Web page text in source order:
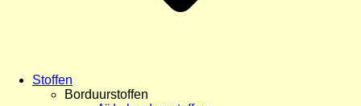
Stoffen
Borduurstoffen